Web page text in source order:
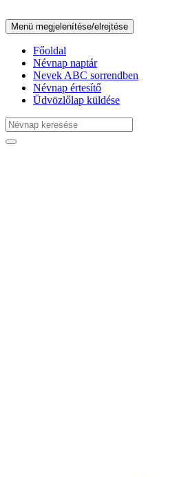
Menü megjelenítése/elrejtése
Főoldal
Névnap naptár
Nevek ABC sorrendben
Névnap értesítő
Üdvözlőlap küldése